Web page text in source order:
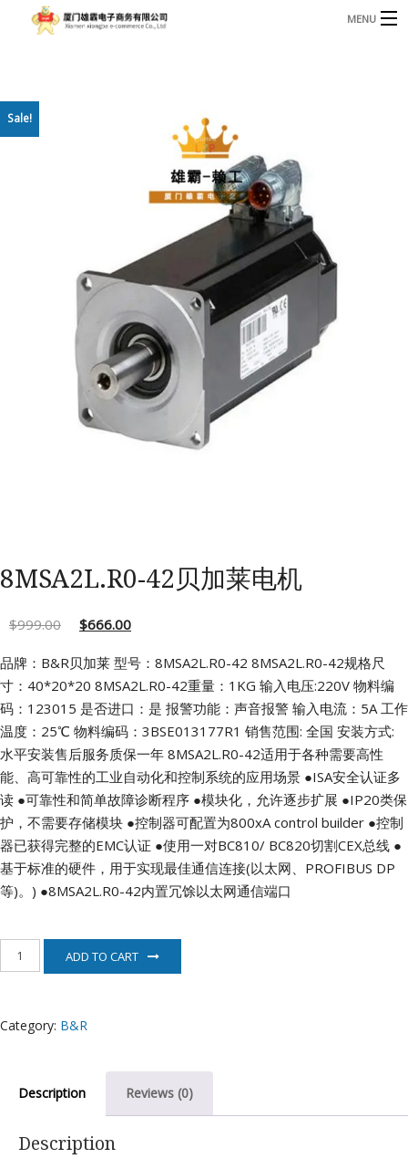
MENU
首页
Sale!
8MSA2L.R0-42贝加莱电机
$999.00 $666.00
品牌：B&R贝加莱 型号：8MSA2L.R0-42 8MSA2L.R0-42规格尺
寸：40*20*20 8MSA2L.R0-42重量：1KG 输入电压:220V 物料编
码：123015 是否进口：是 报警功能：声音报警 输入电流：5A工作
温度：25℃ 物料编码：3BSE013177R1 销售范围: 全国 安装方式:
水平安装售后服务质保一年 8MSA2L.R0-42适用于各种需要高性
能、高可靠性的工业自动化和控制系统的应用场景 ●ISA安全认证多
读 ●可靠性和简单故障诊断程序 ●模块化，允许逐步扩展 ●IP20类保
护，不需要存储模块 ●控制器可配置为800xA control builder ●控制
器已获得完整的EMC认证 ●使用一对BC810/ BC820切割CEX总线 ●
基于标准的硬件，用于实现最佳通信连接(以太网、PROFIBUS DP
等)。) ●8MSA2L.R0-42内置冗馀以太网通信端口
电
ADD TO CART
Category: B&R
Description Reviews (0)
Description